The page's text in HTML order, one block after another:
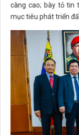
càng cao; bày tỏ tin
mục tiêu phát triển